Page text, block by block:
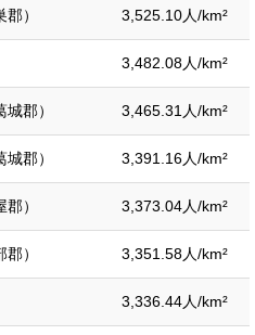
） 3,525.10人/km²
3,482.08人/km²
城郡） 3,465.31人/km²
郡） 3,391.16人/km²
） 3,373.04人/km²
） 3,351.58人/km²
3,336.44人/km²